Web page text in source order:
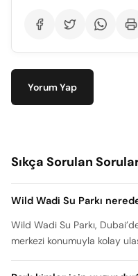
Yorum Yap
Sıkça Sorulan
Wild Wadi Su Parkı
Wild Wadi Su Parkı,
merkezi konumuyla kolay